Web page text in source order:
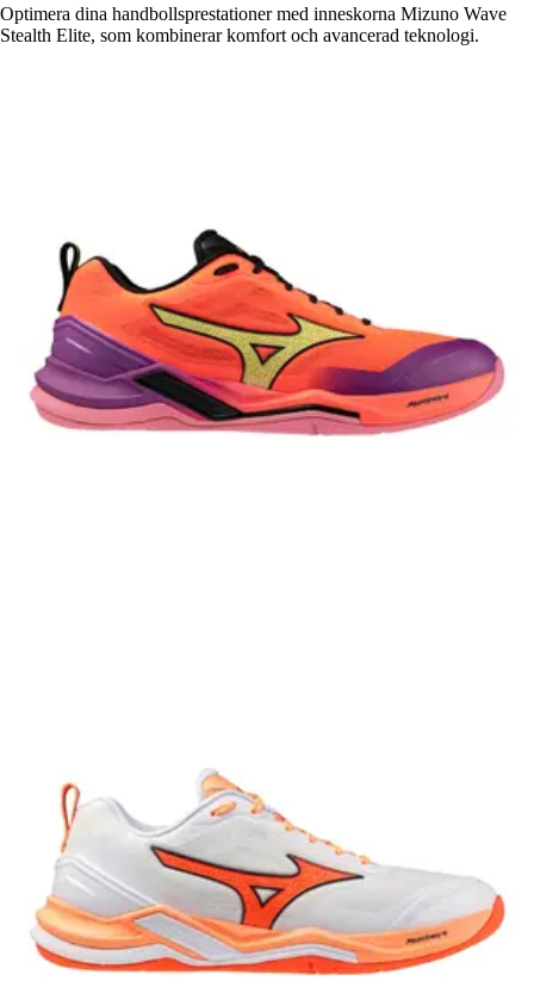
Optimera dina handbollsprestationer med inneskorna Mizuno Wave
Stealth Elite, som kombinerar komfort och avancerad teknologi.